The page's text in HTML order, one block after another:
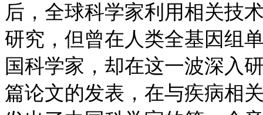
后，全球科学家利用相关技
研究，但曾在人类全基因组
国科学家，却在这一波深入
篇论文的发表，在与疾病相